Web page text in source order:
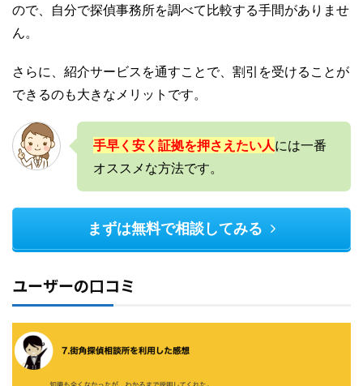
ので、自分で探偵事務所を調べて比較する手間がありませ
ん。
さらに、紹介サービスを通すことで、割引を受けることが
できるのも大きなメリットです。
手早く安く証拠を押さえたい人には一番
オススメな方法です。
まずは無料で相談してみる
ユーザーの口コミ